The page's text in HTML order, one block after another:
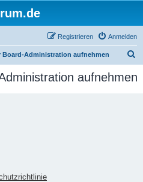
Anmelden
Registrieren
Board-Administration aufnehmen
c
aufnehmen